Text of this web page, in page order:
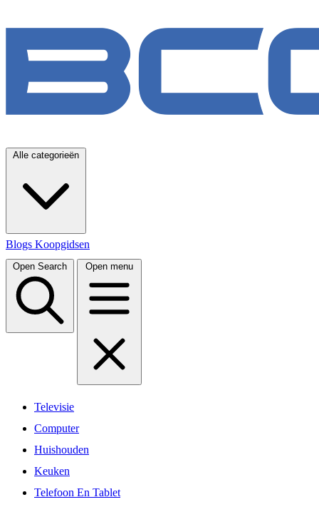
Alle categorieën
Blogs Koopgidsen
Open Search Open menu
Televisie
Computer
Huishouden
Keuken
Telefoon En Tablet